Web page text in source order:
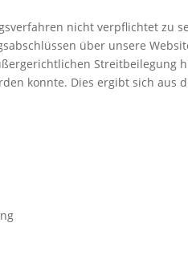
nicht verpflichtet zu
über unsere
Streitbeilegung
konnte. Dies ergibt sich aus